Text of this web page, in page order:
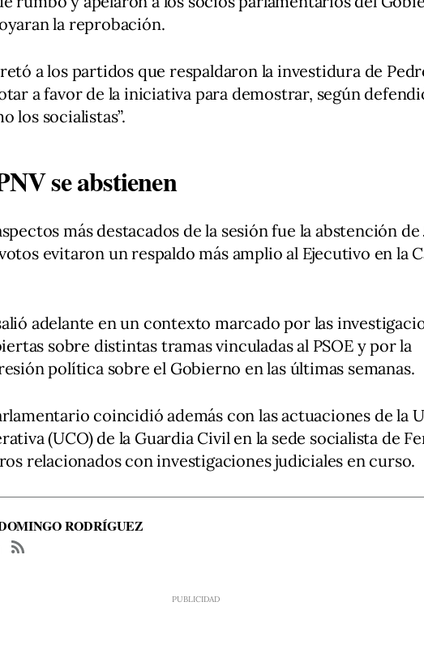
la reprobación.
a los partidos que respaldaron la investidura de
a favor de la iniciativa para demostrar, según
los socialistas”.
se abstienen
más destacados de la sesión fue la abstención de
evitaron un respaldo más amplio al Ejecutivo en la
adelante en un contexto marcado por las
sobre distintas tramas vinculadas al PSOE y por la
política sobre el Gobierno en las últimas semanas.
coincidió además con las actuaciones de la
(UCO) de la Guardia Civil en la sede socialista de
relacionados con investigaciones judiciales en curso.
RODRÍGUEZ